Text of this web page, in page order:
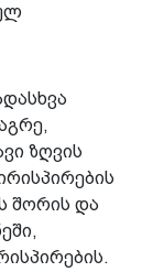
ზღვის
შორის და